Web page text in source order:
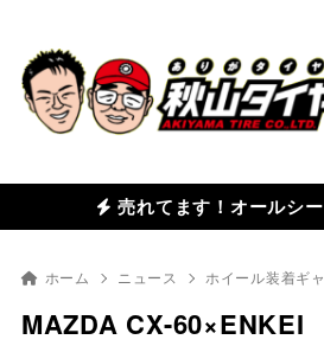
売れてます！オールシ
ホーム ニュース ホイール装着ギ
MAZDA CX-60×ENKEI